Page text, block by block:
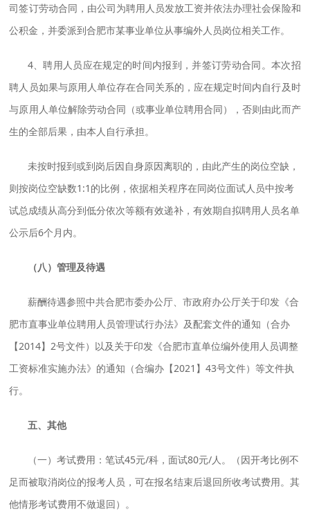
司签订劳动合同，由公司为聘用人员发放工资并依法办理社会保险和
公积金，并委派到合肥市某事业单位从事编外人员岗位相关工作。
4、聘用人员应在规定的时间内报到，并签订劳动合同。本次招
聘人员如果与原用人单位存在合同关系的，应在规定时间内自行及时
与原用人单位解除劳动合同（或事业单位聘用合同），否则由此而产
生的全部后果，由本人自行承担。
未按时报到或到岗后因自身原因离职的，由此产生的岗位空缺，
则按岗位空缺数1:1的比例，依据相关程序在同岗位面试人员中按考
试总成绩从高分到低分依次等额有效递补，有效期自拟聘用人员名单
公示后6个月内。
（八）管理及待遇
薪酬待遇参照中共合肥市委办公厅、市政府办公厅关于印发《合
肥市直事业单位聘用人员管理试行办法》及配套文件的通知（合办
【2014】2号文件）以及关于印发《合肥市直单位编外使用人员调整
工资标准实施办法》的通知（合编办【2021】43号文件）等文件执
行。
五、其他
（一）考试费用：笔试45元/科，面试80元/人。（因开考比例不
足而被取消岗位的报考人员，可在报名结束后退回所收考试费用。其
他情形考试费用不做退回）。